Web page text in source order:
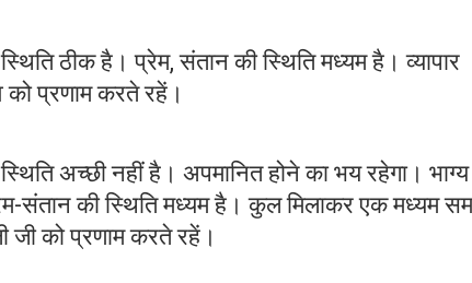
ठीक है। प्रेम, संतान की स्थिति मध्यम है। व्यापार
प्रणाम करते रहें।
अच्छी नहीं है। अपमानित होने का भय रहेगा।
संतान की स्थिति मध्यम है। कुल मिलाकर एक मध्यम
जी को प्रणाम करते रहें।